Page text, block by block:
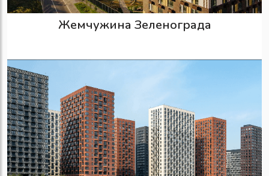
Жемчужина Зеленограда